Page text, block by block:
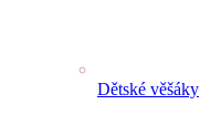
Dětské věšáky